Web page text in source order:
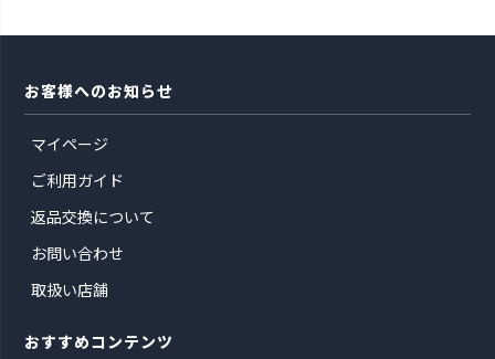
お客様へのお知らせ
マイページ
ご利用ガイド
返品交換について
お問い合わせ
取扱い店舗
おすすめコンテンツ